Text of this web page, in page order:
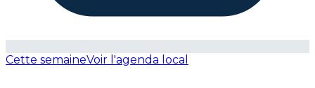
Cette semaineVoir l'agenda local